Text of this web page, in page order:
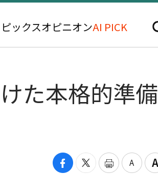
ピックスオピニオンAI PICK
た本格的準備